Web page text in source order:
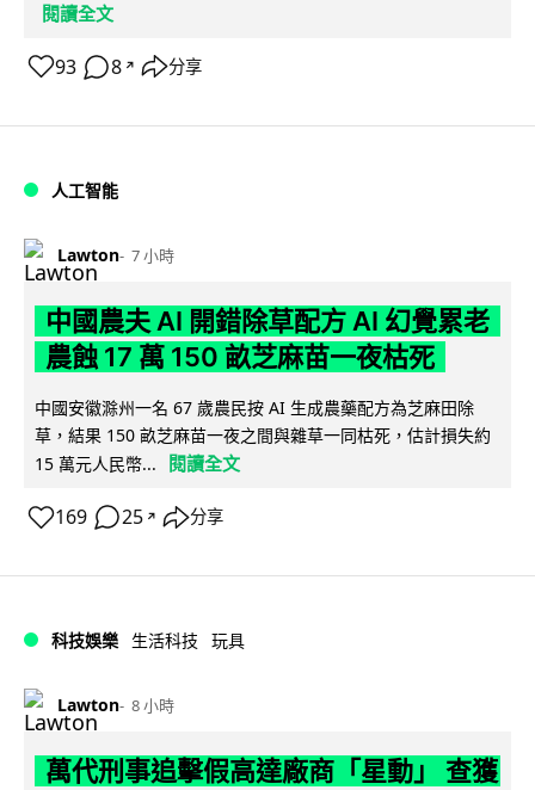
閱讀全文
93 8 ↗ 分享
人工智能
Lawton 7 小時
中國農夫 AI 開錯除草配方 AI 幻覺累老
農蝕 17 萬 150 畝芝麻苗一夜枯死
中國安徽滁州一名 67 歲農民按 AI 生成農藥配方為芝麻田除
草，結果 150 畝芝麻苗一夜之間與雜草一同枯死，估計損失約
15 萬元人民幣...
閱讀全文
169 25 ↗ 分享
科技娛樂 生活科技 玩具
Lawton 8 小時
萬代刑事追擊假高達廠商「星動」 查獲